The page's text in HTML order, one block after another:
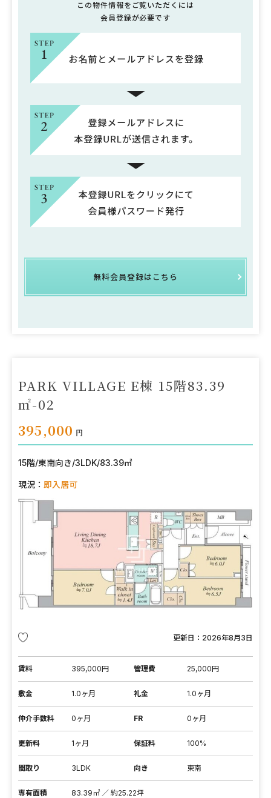
この物件情報をご覧いただくには
会員登録が必要です
無料会員登録はこちら
PARK VILLAGE E棟 15階83.39
㎡-02
395,000 円
15階/東南向き/3LDK/83.39㎡
現況： 即入居可
更新日： 2026年8月3日
賃料 395,000円 管理費 25,000円
敷金 1.0ヶ月 礼金 1.0ヶ月
仲介手数料 0ヶ月 FR 0ヶ月
更新料 1ヶ月 保証料 100%
間取り 3LDK 向き 東南
専有面積 83.39㎡ ／ 約25.22坪